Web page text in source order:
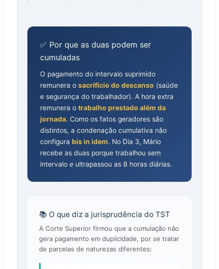
✅ Por que as duas podem ser
cumuladas
O pagamento do intervalo suprimido
remunera o sacrifício do descanso (saúde
e segurança do trabalhador). A hora extra
remunera o trabalho prestado além da
jornada. Como os fatos geradores são
distintos, a condenação cumulativa não
configura bis in idem. No Dia 3, Mário
recebe as duas porque trabalhou sem
intervalo e ultrapassou as 8 horas diárias.
📚 O que diz a jurisprudência do TST
A Corte Superior firmou que a cumulação não
gera pagamento em duplicidade, por se tratar
de parcelas de naturezas diferentes: